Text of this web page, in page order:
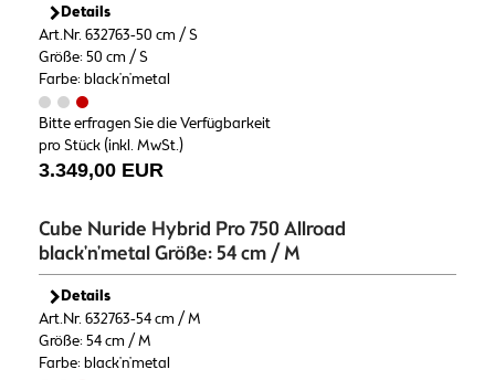
Details
Art.Nr. 632763-50 cm / S
Größe: 50 cm / S
Farbe: black'n'metal
Bitte erfragen Sie die Verfügbarkeit
pro Stück (inkl. MwSt.)
3.349,00 EUR
Cube Nuride Hybrid Pro 750 Allroad
black'n'metal Größe: 54 cm / M
Details
Art.Nr. 632763-54 cm / M
Größe: 54 cm / M
Farbe: black'n'metal